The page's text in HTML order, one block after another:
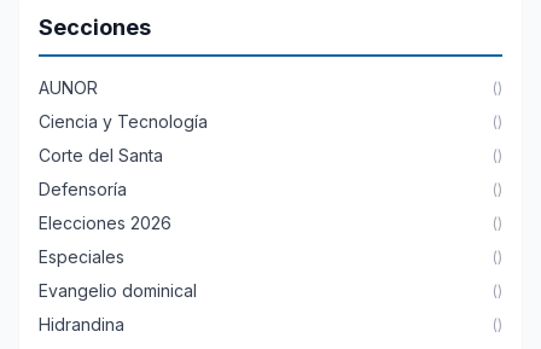
Secciones
AUNOR ()
Ciencia y Tecnología ()
Corte del Santa ()
Defensoría ()
Elecciones 2026 ()
Especiales ()
Evangelio dominical ()
Hidrandina ()